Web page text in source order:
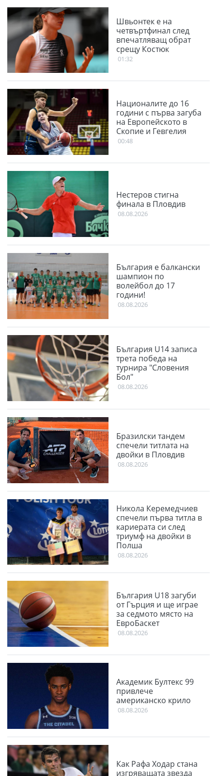
Швьонтек е на
четвъртфинал след
впечатляващ обрат
срещу Костюк
01:32
Националите до 16
години с първа загуба
на Европейското в
Скопие и Гевгелия
00:48
Нестеров стигна
финала в Пловдив
08.08.2026
България е балкански
шампион по
волейбол до 17
години!
08.08.2026
България U14 записа
трета победа на
турнира "Словения
Бол"
08.08.2026
Бразилски тандем
спечели титлата на
двойки в Пловдив
08.08.2026
Никола Керемедчиев
спечели първа титла в
кариерата си след
триумф на двойки в
Полша
08.08.2026
България U18 загуби
от Гърция и ще играе
за седмото място на
ЕвроБаскет
08.08.2026
Академик Бултекс 99
привлече
американско крило
08.08.2026
Как Рафа Ходар стана
изгряващата звезда